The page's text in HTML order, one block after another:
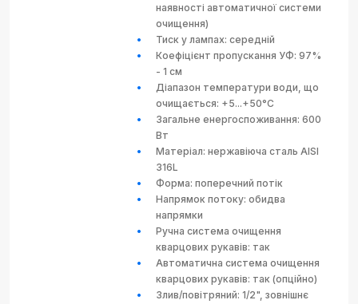
наявності автоматичної системи
очищення)
Тиск у лампах: середній
Коефіцієнт пропускання УФ: 97%
- 1 см
Діапазон температури води, що
очищається: +5...+50°C
Загальне енергоспоживання: 600
Вт
Матеріал: нержавіюча сталь AISI
316L
Форма: поперечний потік
Напрямок потоку: обидва
напрямки
Ручна система очищення
кварцових рукавів: так
Автоматична система очищення
кварцових рукавів: так (опційно)
Злив/повітряний: 1/2", зовнішнє